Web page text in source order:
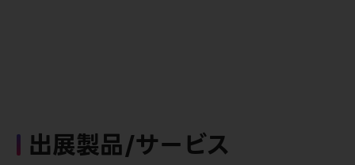
出展製品/サービス